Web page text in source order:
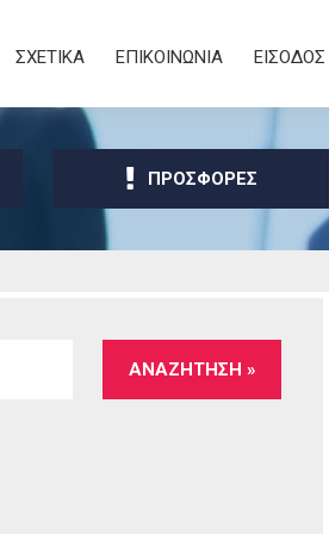
ΣΧΕΤΙΚΑ ΕΠΙΚΟΙΝΩΝΙΑ ΕΙΣΟΔΟΣ
ΠΡΟΣΦΟΡΕΣ